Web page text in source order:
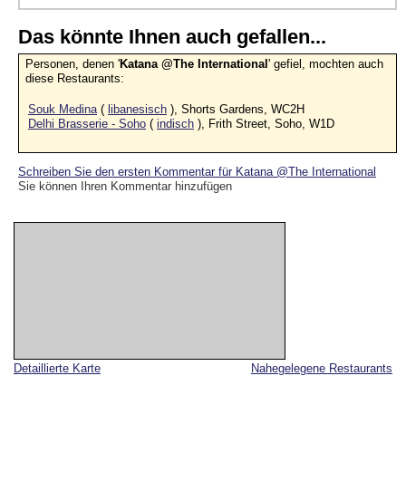
Nahegelegene Restaurants
Detaillierte Karte
Das könnte Ihnen auch gefallen...
Personen, denen 'Katana @The International ' gefiel, mochten auch
diese Restaurants:
Souk Medina( libanesisch ), Shorts Gardens, WC2H
Delhi Brasserie - Soho ( indisch ), Frith Street, Soho, W1D
Schreiben Sie den ersten Kommentar für Katana @The International
Sie können Ihren Kommentar hinzufügen